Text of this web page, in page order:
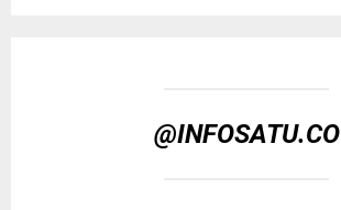
@INFOSATU.CO